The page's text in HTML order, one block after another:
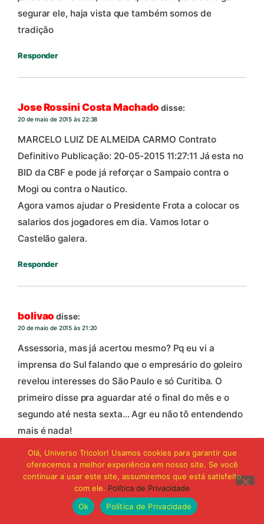
segurar ele, haja vista que também somos de
tradição
Responder
Jose Rossini Costa Machado disse:
20 de maio de 2015 às 22:38
MARCELO LUIZ DE ALMEIDA CARMO Contrato
Definitivo Publicação: 20-05-2015 11:27:11 Já esta no
BID da CBF e pode já reforçar o Sampaio contra o
Mogi ou contra o Nautico.
Agora vamos ajudar o Presidente Frota a colocar os
salarios dos jogadores em dia. Vamos lotar o
Castelão galera.
Responder
bolivao disse:
20 de maio de 2015 às 21:20
Assessoria, mas já acertou mesmo? Pq eu vi a
imprensa do Sul falando que o empresário do goleiro
revelou interesses do São Paulo e só Curitiba. O
primeiro disse pra aguardar até o final do mês e o
segundo até nesta sexta… Agr eu não tô entendendo
mais é nada!
Responder
disse:
20 de maio de 2015 às 21:21
Olá, Universo Tricolor! Usamos cookies para garantir que
oferecemos a melhor experiência em nosso site. Se você
continuar a usar este site, assumiremos que está satisfeito
com ele. Política de Privacidade
Ok
Política de Privacidade